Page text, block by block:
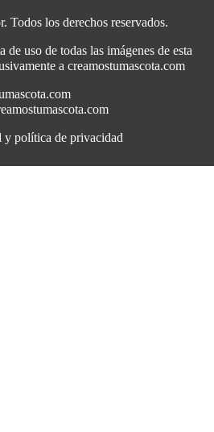
Todos los derechos reservados.
uso de todas las imágenes de esta
a creamostumascota.com
y política de privacidad